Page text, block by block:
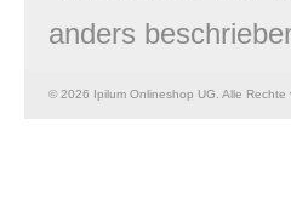
anders
© 2026 Ipilum Onlineshop UG. Alle